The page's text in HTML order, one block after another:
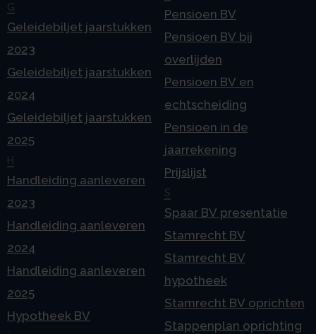
G
Geleidebiljet jaarstukken
2023
Geleidebiljet jaarstukken
2024
Geleidebiljet jaarstukken
2025
H
Handleiding aanleveren
2023
Handleiding aanleveren
2024
Handleiding aanleveren
2025
Hypotheek BV
Pensioen BV
Pensioen BV bij
overlijden
Pensioen BV en
echtscheiding
Pensioen in de
jaarrekening
Prijslijst
S
Spaar BV presentatie
Stamrecht BV
Stamrecht BV
hypotheek
Stamrecht BV oprichten
Stappenplan oprichting